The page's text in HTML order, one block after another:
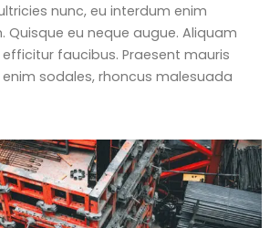
nunc, eu interdum enim
Quisque eu neque augue. Aliquam
faucibus. Praesent mauris
sodales, rhoncus malesuada